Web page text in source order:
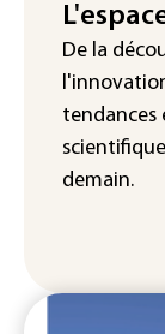
"Retour
chaleur
France
De la
tendances
demain.